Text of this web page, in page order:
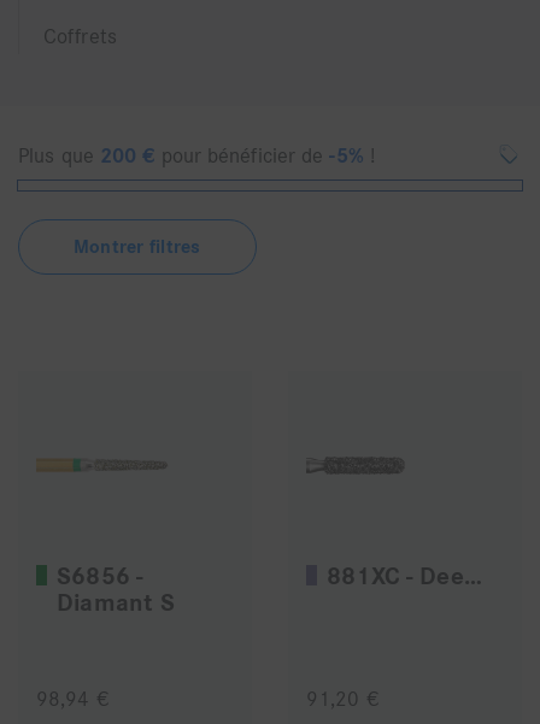
Coffrets
Plus que 200 € pour bénéficier de-5% !
Montrer filtres
S6856 -
Diamant S
98,94 €
881XC - Deep Purple
91,20 €